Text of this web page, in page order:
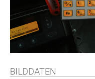
BILDDATEN